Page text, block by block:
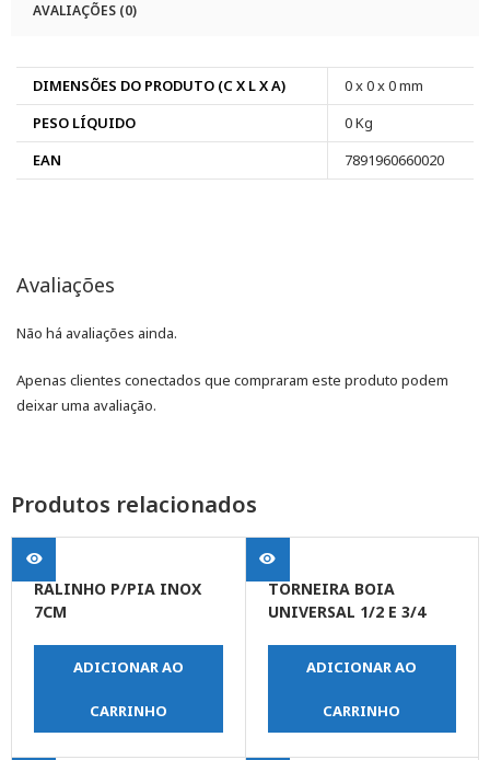
AVALIAÇÕES (0)
DIMENSÕES DO PRODUTO (C X L X A)
0 x 0 x 0 mm
PESO LÍQUIDO
0 Kg
EAN
7891960660020
Avaliações
Não há avaliações ainda.
Apenas clientes conectados que compraram este produto podem
deixar uma avaliação.
Produtos relacionados
RALINHO P/PIA INOX
7CM
ADICIONAR AO
CARRINHO
TORNEIRA BOIA
UNIVERSAL 1/2 E 3/4
ADICIONAR AO
CARRINHO